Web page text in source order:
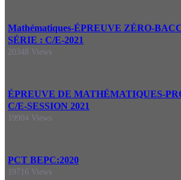
Mathématiques-ÉPREUVE ZÉRO-
SÉRIE : C/E-2021
20348 Views
ÉPREUVE DE MATHÉMATIQUES-
C/E-SESSION 2021
19904 Views
PCT BEPC:2020
19716 Views